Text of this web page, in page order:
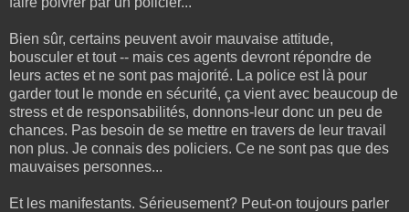
Bien sûr, certains peuvent avoir mauvaise attitude,
bousculer et tout -- mais ces agents devront répondre de
leurs actes et ne sont pas majorité. La police est là pour
garder tout le monde en sécurité, ça vient avec beaucoup de
stress et de responsabilités, donnons-leur donc un peu de
chances. Pas besoin de se mettre en travers de leur travail
non plus. Je connais des policiers. Ce ne sont pas que des
mauvaises personnes...
Et les manifestants. Sérieusement? Peut-on toujours parler